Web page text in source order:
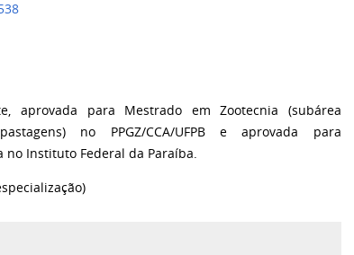
aprovada para Mestrado em Zootecnia (subárea
no PPGZ/CCA/UFPB eaprovada para
no Instituto Federal da Paraíba.